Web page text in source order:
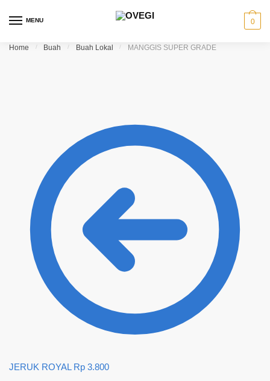
MENU 0
Home / Buah / Buah Lokal / MANGGIS SUPER GRADE
JERUK ROYAL Rp 3.800